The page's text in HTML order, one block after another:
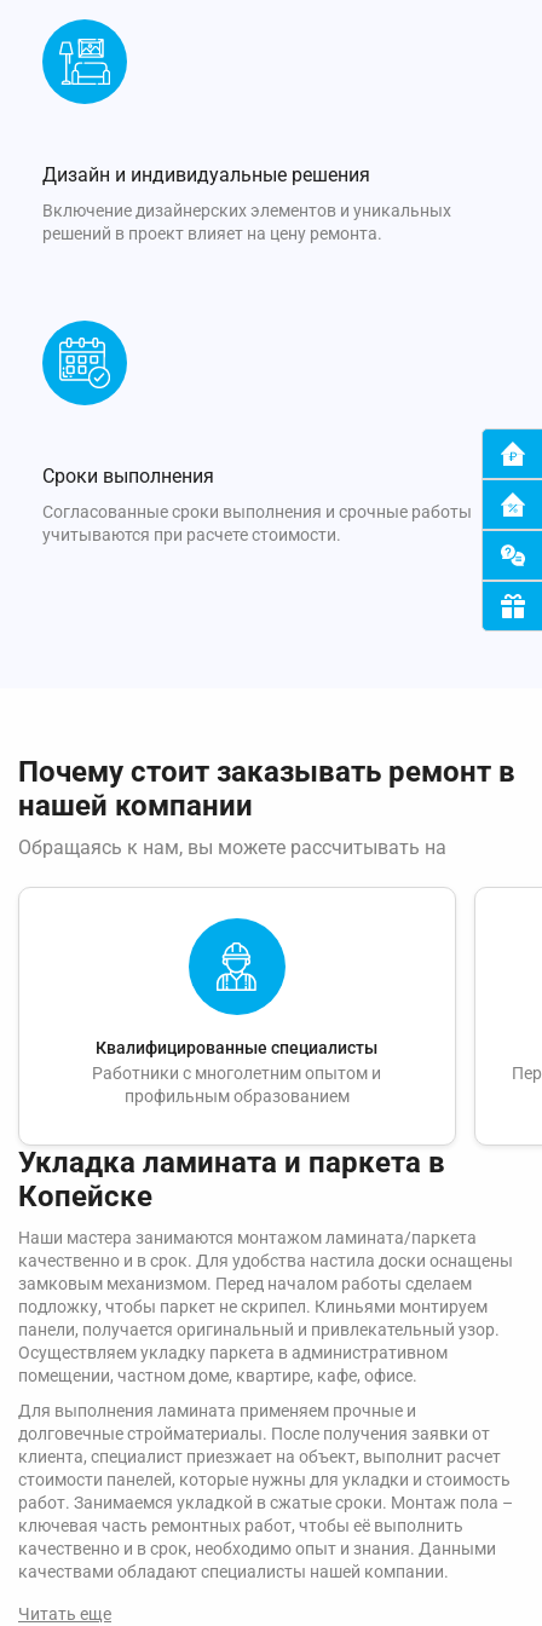
Дизайн и индивидуальные решения
Включение дизайнерских элементов и уникальных
решений в проект влияет на цену ремонта.
Сроки выполнения
Согласованные сроки выполнения и срочные работы
учитываются при расчете стоимости.
Почему стоит заказывать ремонт в
нашей компании
Обращаясь к нам, вы можете рассчитывать на
Квалифицированные специалисты
Работники с многолетним опытом и
профильным образованием
Укладка ламината и паркета в
Копейске
Наши мастера занимаются монтажом ламината/паркета
качественно и в срок. Для удобства настила доски оснащены
замковым механизмом. Перед началом работы сделаем
подложку, чтобы паркет не скрипел. Клиньями монтируем
панели, получается оригинальный и привлекательный узор.
Осуществляем укладку паркета в административном
помещении, частном доме, квартире, кафе, офисе.
Для выполнения ламината применяем прочные и
долговечные стройматериалы. После получения заявки от
клиента, специалист приезжает на объект, выполнит расчет
стоимости панелей, которые нужны для укладки и стоимость
работ. Занимаемся укладкой в сжатые сроки. Монтаж пола –
ключевая часть ремонтных работ, чтобы её выполнить
качественно и в срок, необходимо опыт и знания. Данными
качествами обладают специалисты нашей компании.
Читать еще